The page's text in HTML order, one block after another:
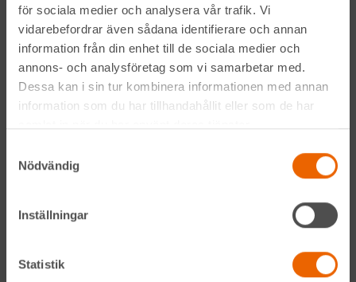
för sociala medier och analysera vår trafik. Vi
vidarebefordrar även sådana identifierare och annan
information från din enhet till de sociala medier och
annons- och analysföretag som vi samarbetar med.
Dessa kan i sin tur kombinera informationen med annan
information som du har tillhandahållit eller som de har
Nödvändig
Inställningar
Statistik
Genom att anmäla mig till nyhetsbrevet godkänner jag
Hyreslandslagetsintegritetspolicy
Alltid nära
Instagram
LinkedIn
Navigation